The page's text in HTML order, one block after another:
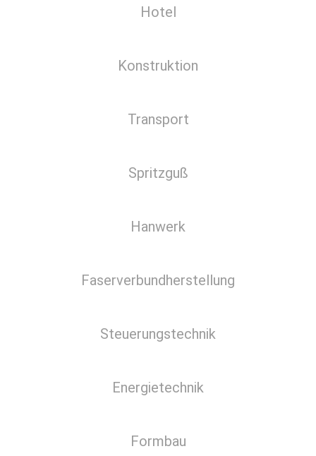
Hotel
Konstruktion
Transport
Spritzguß
Hanwerk
Faserverbundherstellung
Steuerungstechnik
Energietechnik
Formbau